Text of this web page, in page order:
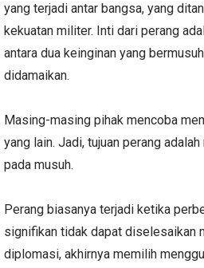
yang terjadi antar bangsa, yang
kekuatan militer. Inti dari perang
antara dua keinginan yang
didamaikan.
Masing-masing pihak mencoba
yang lain. Jadi, tujuan perang
pada musuh.
Perang biasanya terjadi ketika
signifikan tidak dapat diselesaikan
diplomasi, akhirnya memilih